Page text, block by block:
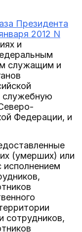
Президента
2012 N
и
служащим и
Федерации, и
(умерших) или
исполнением
сотрудников,